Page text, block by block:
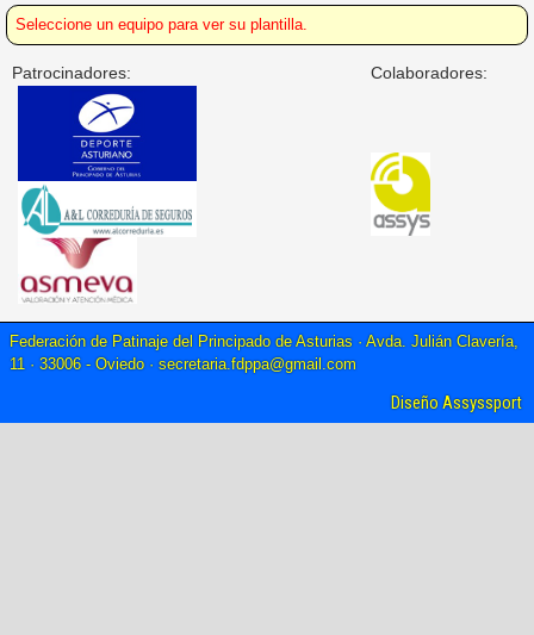
Seleccione un equipo para ver su plantilla.
Patrocinadores: Colaboradores:
Federación de Patinaje del Principado de Asturias · Avda. Julián Clavería,
11 · 33006 - Oviedo · secretaria.fdppa@gmail.com
Diseño Assyssport